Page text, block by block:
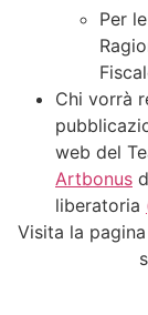
Per
Chi vorrà
web del
Artbonus
liberatoria
Visita la